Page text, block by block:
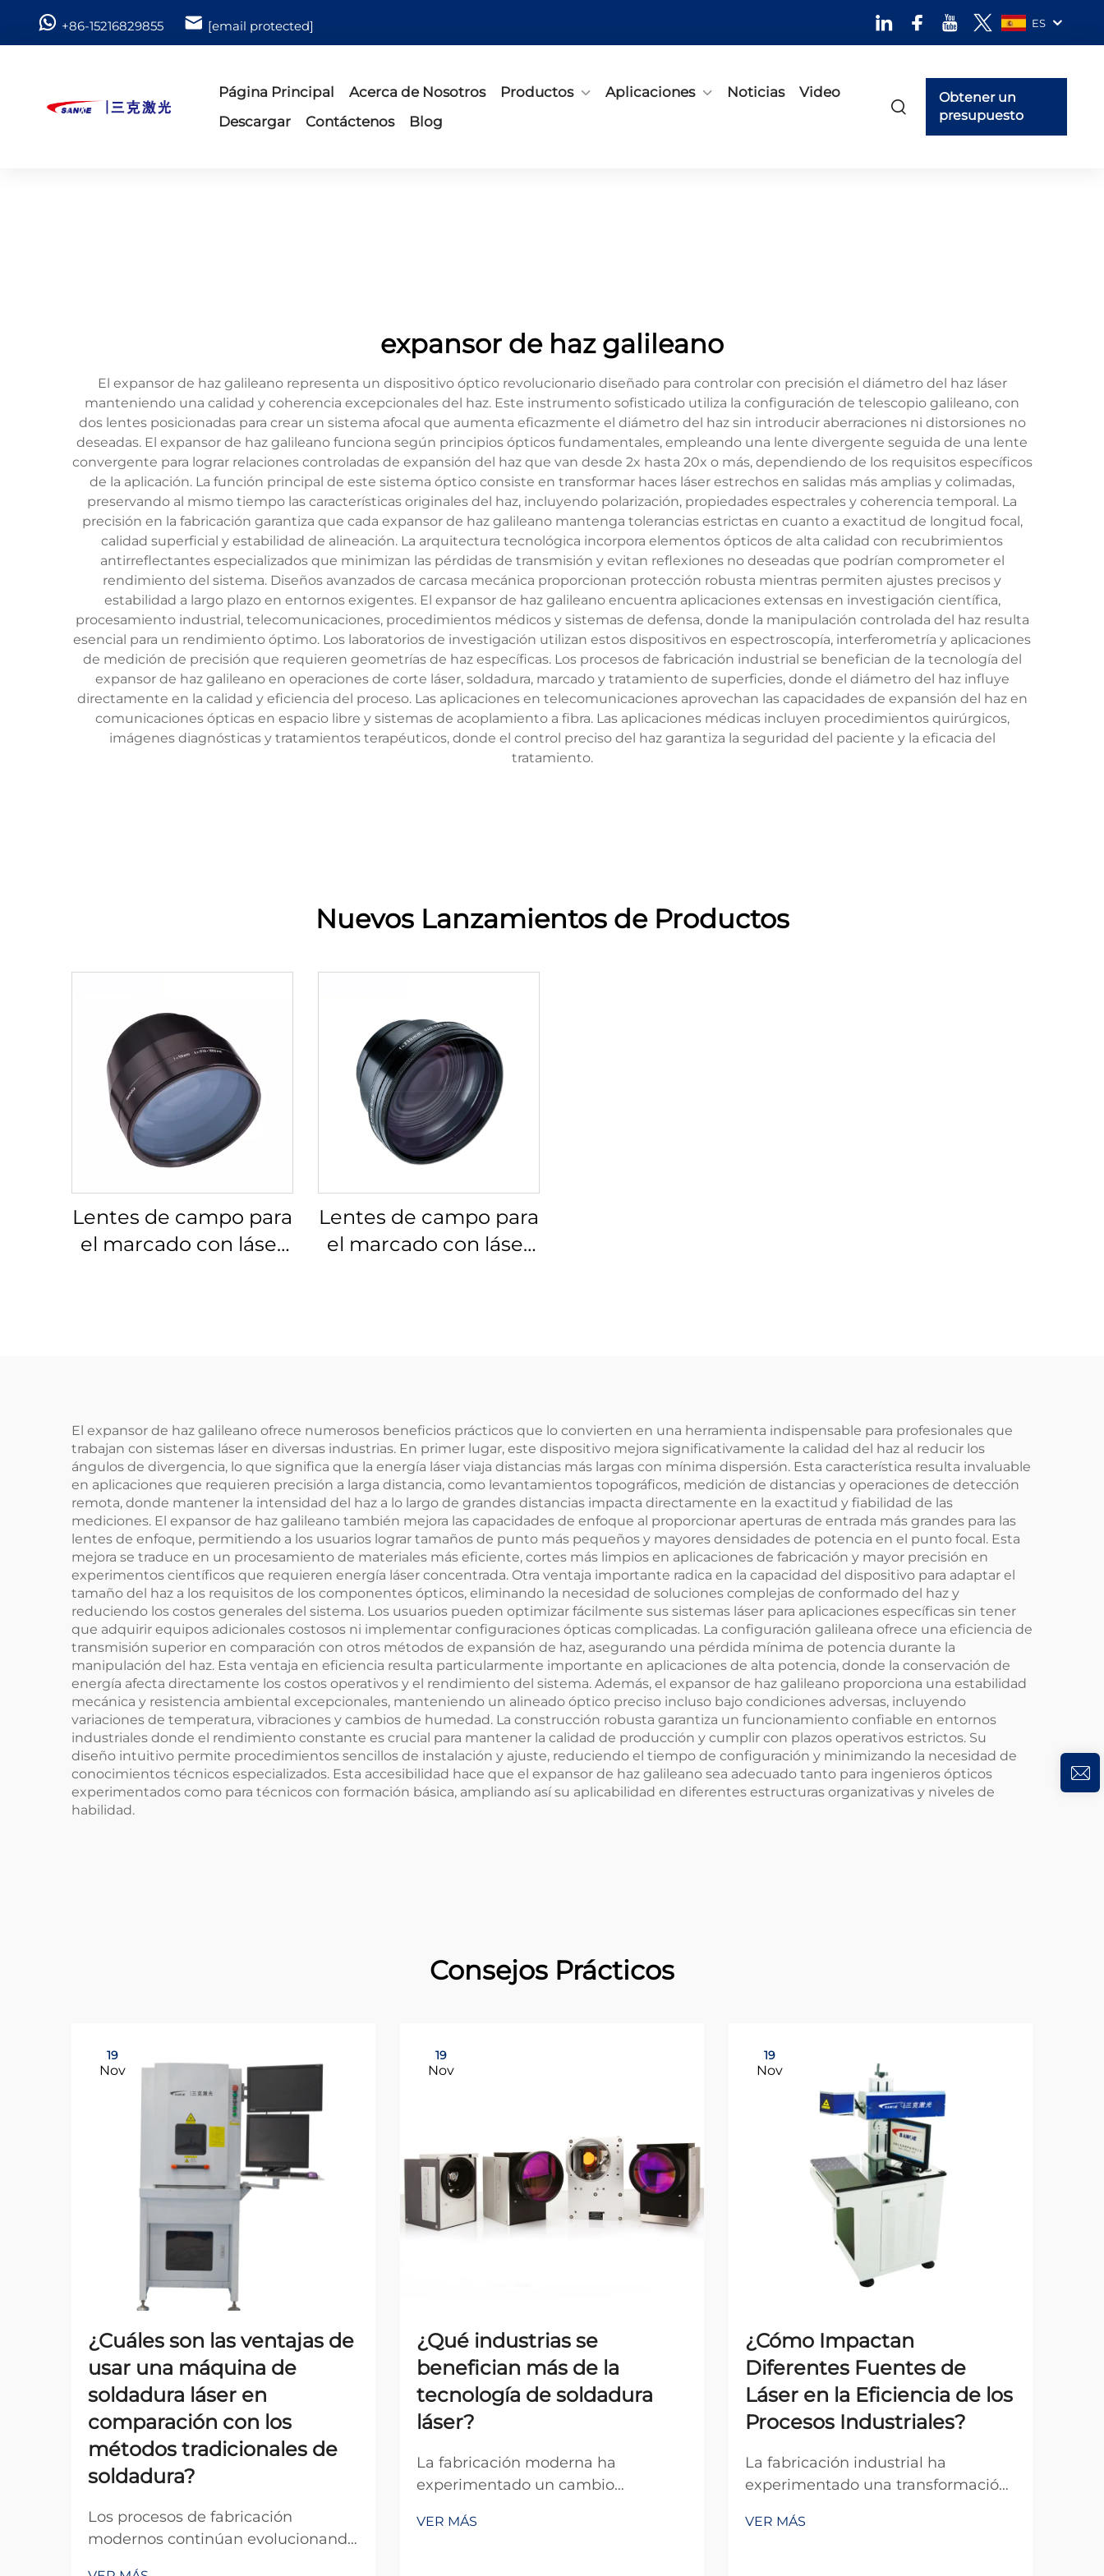
+86-15216829855 [email protected] ES
Página Principal Acerca de Nosotros Productos Aplicaciones Noticias
Video
Descargar
Contáctenos Blog
Obtener un
presupuesto
expansor de haz galileano
El expansor de haz galileano representa un dispositivo óptico revolucionario diseñado para controlar con precisión el diámetro del haz láser
manteniendo una calidad y coherencia excepcionales del haz. Este instrumento sofisticado utiliza la configuración de telescopio galileano, con
dos lentes posicionadas para crear un sistema afocal que aumenta eficazmente el diámetro del haz sin introducir aberraciones ni distorsiones no
deseadas. El expansor de haz galileano funciona según principios ópticos fundamentales, empleando una lente divergente seguida de una lente
convergente para lograr relaciones controladas de expansión del haz que van desde 2x hasta 20x o más, dependiendo de los requisitos específicos
de la aplicación. La función principal de este sistema óptico consiste en transformar haces láser estrechos en salidas más amplias y colimadas,
preservando al mismo tiempo las características originales del haz, incluyendo polarización, propiedades espectrales y coherencia temporal. La
precisión en la fabricación garantiza que cada expansor de haz galileano mantenga tolerancias estrictas en cuanto a exactitud de longitud focal,
calidad superficial y estabilidad de alineación. La arquitectura tecnológica incorpora elementos ópticos de alta calidad con recubrimientos
antirreflectantes especializados que minimizan las pérdidas de transmisión y evitan reflexiones no deseadas que podrían comprometer el
rendimiento del sistema. Diseños avanzados de carcasa mecánica proporcionan protección robusta mientras permiten ajustes precisos y
estabilidad a largo plazo en entornos exigentes. El expansor de haz galileano encuentra aplicaciones extensas en investigación científica,
procesamiento industrial, telecomunicaciones, procedimientos médicos y sistemas de defensa, donde la manipulación controlada del haz resulta
esencial para un rendimiento óptimo. Los laboratorios de investigación utilizan estos dispositivos en espectroscopía, interferometría y aplicaciones
de medición de precisión que requieren geometrías de haz específicas. Los procesos de fabricación industrial se benefician de la tecnología del
expansor de haz galileano en operaciones de corte láser, soldadura, marcado y tratamiento de superficies, donde el diámetro del haz influye
directamente en la calidad y eficiencia del proceso. Las aplicaciones en telecomunicaciones aprovechan las capacidades de expansión del haz en
comunicaciones ópticas en espacio libre y sistemas de acoplamiento a fibra. Las aplicaciones médicas incluyen procedimientos quirúrgicos,
imágenes diagnósticas y tratamientos terapéuticos, donde el control preciso del haz garantiza la seguridad del paciente y la eficacia del
tratamiento.
Nuevos Lanzamientos de Productos
Lentes de campo para
el marcado con láser
Lentes de campo para
el marcado con láser
El expansor de haz galileano ofrece numerosos beneficios prácticos que lo convierten en una herramienta indispensable para profesionales que
trabajan con sistemas láser en diversas industrias. En primer lugar, este dispositivo mejora significativamente la calidad del haz al reducir los
ángulos de divergencia, lo que significa que la energía láser viaja distancias más largas con mínima dispersión. Esta característica resulta invaluable
en aplicaciones que requieren precisión a larga distancia, como levantamientos topográficos, medición de distancias y operaciones de detección
remota, donde mantener la intensidad del haz a lo largo de grandes distancias impacta directamente en la exactitud y fiabilidad de las
mediciones. El expansor de haz galileano también mejora las capacidades de enfoque al proporcionar aperturas de entrada más grandes para las
lentes de enfoque, permitiendo a los usuarios lograr tamaños de punto más pequeños y mayores densidades de potencia en el punto focal. Esta
mejora se traduce en un procesamiento de materiales más eficiente, cortes más limpios en aplicaciones de fabricación y mayor precisión en
experimentos científicos que requieren energía láser concentrada. Otra ventaja importante radica en la capacidad del dispositivo para adaptar el
tamaño del haz a los requisitos de los componentes ópticos, eliminando la necesidad de soluciones complejas de conformado del haz y
reduciendo los costos generales del sistema. Los usuarios pueden optimizar fácilmente sus sistemas láser para aplicaciones específicas sin tener
que adquirir equipos adicionales costosos ni implementar configuraciones ópticas complicadas. La configuración galileana ofrece una eficiencia de
transmisión superior en comparación con otros métodos de expansión de haz, asegurando una pérdida mínima de potencia durante la
manipulación del haz. Esta ventaja en eficiencia resulta particularmente importante en aplicaciones de alta potencia, donde la conservación de
energía afecta directamente los costos operativos y el rendimiento del sistema. Además, el expansor de haz galileano proporciona una estabilidad
mecánica y resistencia ambiental excepcionales, manteniendo un alineado óptico preciso incluso bajo condiciones adversas, incluyendo
variaciones de temperatura, vibraciones y cambios de humedad. La construcción robusta garantiza un funcionamiento confiable en entornos
industriales donde el rendimiento constante es crucial para mantener la calidad de producción y cumplir con plazos operativos estrictos. Su
diseño intuitivo permite procedimientos sencillos de instalación y ajuste, reduciendo el tiempo de configuración y minimizando la necesidad de
conocimientos técnicos especializados. Esta accesibilidad hace que el expansor de haz galileano sea adecuado tanto para ingenieros ópticos
experimentados como para técnicos con formación básica, ampliando así su aplicabilidad en diferentes estructuras organizativas y niveles de
habilidad.
Consejos Prácticos
19
Nov
¿Cuáles son las ventajas de
usar una máquina de
soldadura láser en
comparación con los
métodos tradicionales de
soldadura?
Los procesos de fabricación
modernos continúan evolucionando
19
Nov
¿Qué industrias se
benefician más de la
tecnología de soldadura
láser?
La fabricación moderna ha
experimentado un cambio
soldadura a medida que las
VER MÁS
19
Nov
¿Cómo Impactan
Diferentes Fuentes de
Láser en la Eficiencia de los
Procesos Industriales?
La fabricación industrial ha
experimentado una transformación
tecnología láser avanzada, donde
VER MÁS